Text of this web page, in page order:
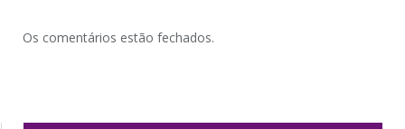
Os comentários estão fechados.